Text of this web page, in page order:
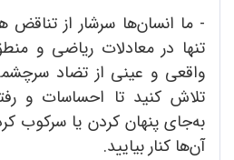
- ما انسان‌ها سرشار از
تنها در معادلات ریاضی و
واقعی و عینی از تضاد
تلاش کنید تا احساسات و
به‌جای پنهان کردن یا سرکوب
آن‌ها کنار بیایید.